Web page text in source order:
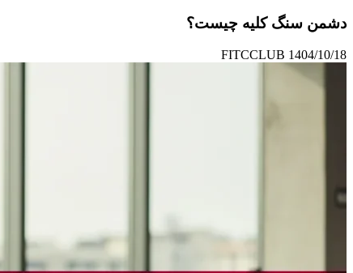
دشمن سنگ کلیه چیست؟
1404/10/18
FITCCLUB